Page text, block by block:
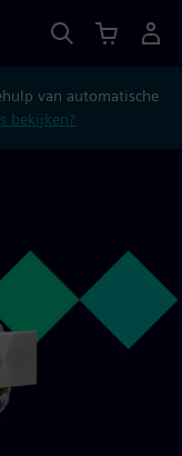
van automatische
bekijken?